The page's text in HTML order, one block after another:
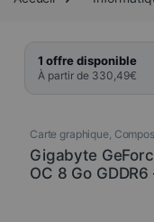
1 offre disponible
À partir de 330,49€
Carte graphique,
Gigabyte
OC 8 Go GDDR6